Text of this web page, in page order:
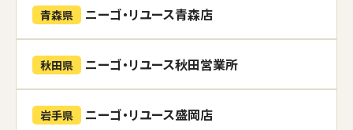
青森県 ニーゴ・リユース青森店
秋田県 ニーゴ・リユース秋田営業所
岩手県 ニーゴ・リユース盛岡店